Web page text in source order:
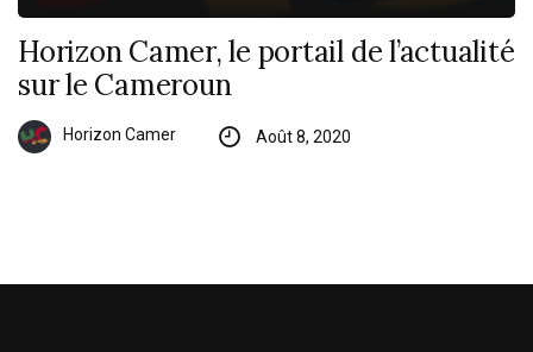
Horizon Camer, le portail de l’actualité
sur le Cameroun
Horizon Camer Août 8, 2020